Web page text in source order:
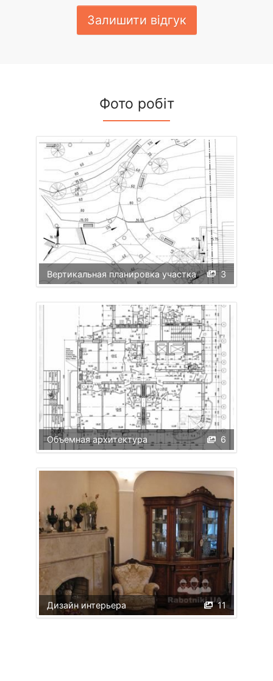
Залишити відгук
Фото робіт
3
Вертикальная планировка участка
6
Объемная архитектура
11
Дизайн интерьера